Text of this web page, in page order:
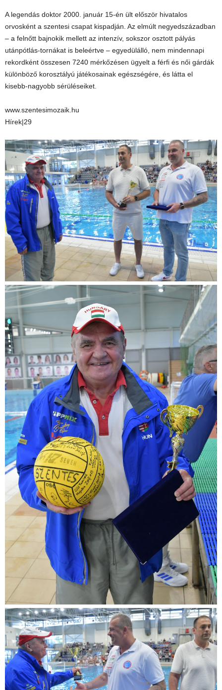
A legendás doktor 2000. január 15-én ült először hivatalos
orvosként a szentesi csapat kispadján. Az elmúlt negyedszázadban
– a felnőtt bajnokik mellett az intenzív, sokszor osztott pályás
utánpótlás-tornákat is beleértve – egyedülálló, nem mindennapi
rekordként összesen 7240 mérkőzésen ügyelt a férfi és női gárdák
különböző korosztályú játékosainak egészségére, és látta el
kisebb-nagyobb sérüléseiket.
www.szentesimozaik.hu
Hírek|29